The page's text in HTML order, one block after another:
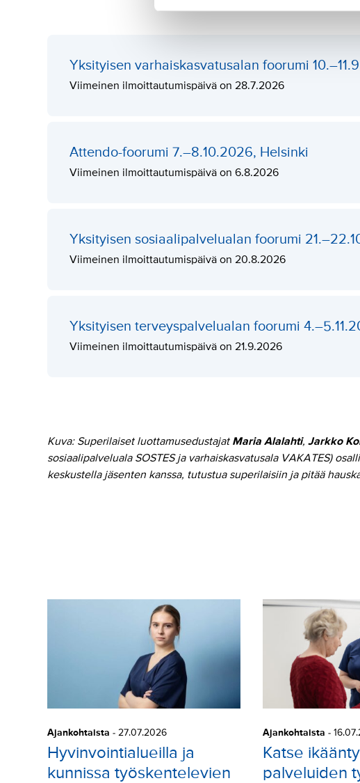
Yksityisen varhaiskasvatusalan foorumi
Viimeinen ilmoittautumispäivä on 28.7.2026
Attendo-foorumi 7.–8.10.2026, Helsinki
Viimeinen ilmoittautumispäivä on 6.8.2026
Yksityisen sosiaalipalvelualan foorumi
Viimeinen ilmoittautumispäivä on 20.8.2026
Yksityisen terveyspalvelualan foorumi
Viimeinen ilmoittautumispäivä on 21.9.2026
Kuva: Superilaiset luottamusedustajat Maria Alalahti, Jarkko
sosiaalipalveluala SOSTES ja varhaiskasvatusala VAKATES)
keskustella jäsenten kanssa, tutustua superilaisiin ja pitää
Ajankohtaista - 27.07.2026
Hyvinvointialueilla ja
kunnissa työskentelevien
Ajankohtaista -
Katse
palveluiden